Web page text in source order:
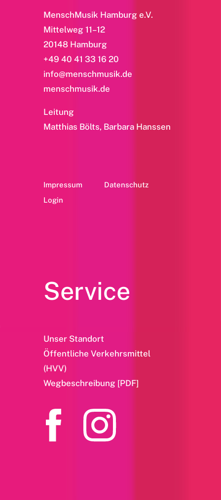
MenschMusik Hamburg e.V.
Mittelweg 11–12
20148 Hamburg
+49 40 41 33 16 20
info@menschmusik.de
menschmusik.de
Leitung
Matthias Bölts, Barbara Hanssen
Impressum
Datenschutz
Login
Service
Unser Standort
Öffentliche Verkehrsmittel
(HVV)
Wegbeschreibung [PDF]